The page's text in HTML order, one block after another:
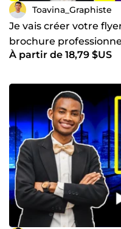
Toavina_Graphiste
Je vais créer votre
brochure
À partir de 18,79 $US